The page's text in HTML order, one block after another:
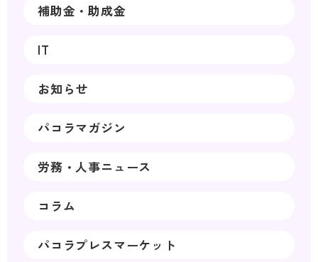
補助金・助成金
IT
お知らせ
パコラマガジン
労務・人事ニュース
コラム
パコラプレスマーケット